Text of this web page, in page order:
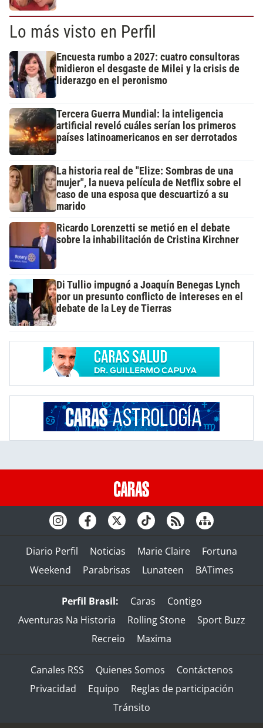
Lo más visto en Perfil
Encuesta rumbo a 2027: cuatro consultoras
midieron el desgaste de Milei y la crisis de
liderazgo en el peronismo
Tercera Guerra Mundial: la inteligencia
artificial reveló cuáles serían los primeros
países latinoamericanos en ser derrotados
La historia real de "Elize: Sombras de una
mujer", la nueva película de Netflix sobre el
caso de una esposa que descuartizó a su
marido
Ricardo Lorenzetti se metió en el debate
sobre la inhabilitación de Cristina Kirchner
Di Tullio impugnó a Joaquín Benegas Lynch
por un presunto conflicto de intereses en el
debate de la Ley de Tierras
Diario Perfil Noticias Marie Claire
Fortuna
Weekend
Parabrisas Lunateen BATimes
Perfil Brasil: Caras
Contigo
Aventuras Na Historia
Rolling Stone
Sport Buzz
Recreio
Maxima
Canales RSS Quienes Somos
Contáctenos
Privacidad
Equipo
Reglas de participación
Tránsito